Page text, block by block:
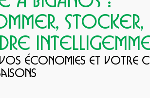
STOCKER,
vos économies et votre